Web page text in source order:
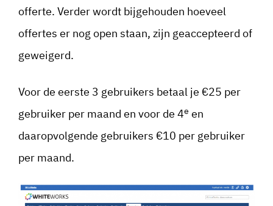
offerte. Verder wordt bijgehouden hoeveel
offertes er nog open staan, zijn geaccepteerd of
geweigerd.
Voor de eerste 3 gebruikers betaal je €25 per
gebruiker per maand en voor de 4e en
daaropvolgende gebruikers €10 per gebruiker
per maand.